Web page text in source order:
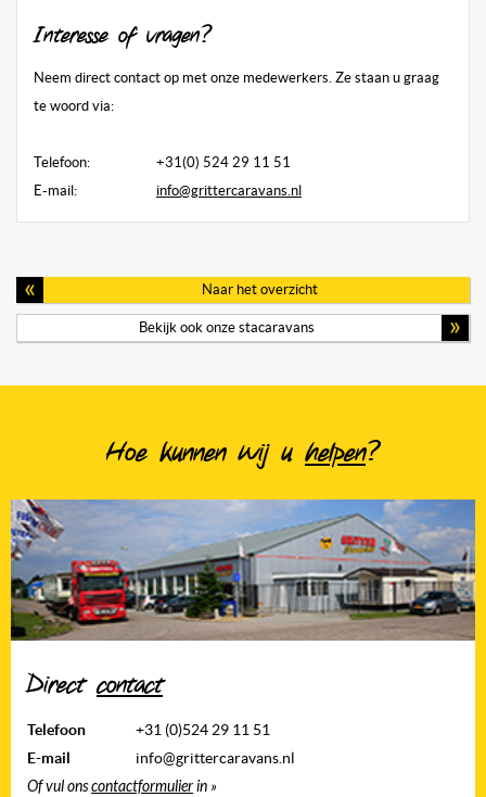
Interesse of vragen?
Neem direct contact op met onze medewerkers. Ze staan u graag
te woord via:
Telefoon:
+31(0) 524 29 11 51
E-mail:
info@grittercaravans.nl
Naar het overzicht
Bekijk ook onze stacaravans
Hoe kunnen wij u helpen?
Directcontact
Telefoon
+31 (0)524 29 11 51
E-mail
info@grittercaravans.nl
Of vul onscontactformulierin »